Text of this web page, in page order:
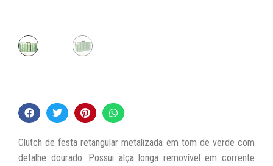
Clutch de festa retangular metalizada em tom de verde com
detalhe dourado. Possui alça longa removível em corrente